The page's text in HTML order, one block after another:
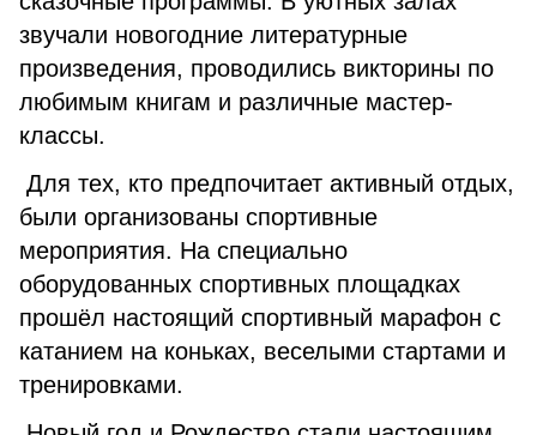
звучали новогодние литературные
произведения, проводились викторины по
любимым книгам и различные мастер-
классы.
Для тех, кто предпочитает активный отдых,
были организованы спортивные
мероприятия. На специально
оборудованных спортивных площадках
прошёл настоящий спортивный марафон с
катанием на коньках, веселыми стартами и
тренировками.